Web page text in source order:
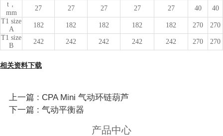
t，
mm
27 27 27 27 27 40
40
T1 size
A
182 182 182 182 182 270
270
T1 size
B
242 242 242 242 242 270 270
相关资料下载
上一篇 : CPA Mini 气动环链葫芦
下一篇 : 气动平衡器
产品中心